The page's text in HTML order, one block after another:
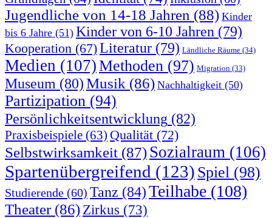
Jugendliche von 14-18 Jahren (88) Kinder
bis 6 Jahre (51) Kinder von 6-10 Jahren (79)
Kooperation (67)Literatur (79) Ländliche Räume (34)
Medien (107)Methoden (97) Migration (33)
Museum (80)Musik (86) Nachhaltigkeit (50)
Partizipation (94)
Persönlichkeitsentwicklung (82)
Praxisbeispiele (63) Qualität (72)
Selbstwirksamkeit (87)Sozialraum (106)
Spartenübergreifend (123) Spiel (98)
Studierende (60) Tanz (84)Teilhabe (108)
Theater(86) Zirkus (73)